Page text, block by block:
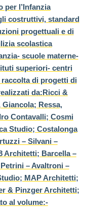
per l’Infanzia
costruttivi, standard
progettuali e di
scolastica
scuole materne-
superiori- centri
di progetti di
da:Ricci &
Ressa,
Contavalli; Cosmi
Studio; Costalonga
– Silvani –
Architetti; Barcella –
– Avaltroni –
MAP Architetti;
& Pinzger Architetti;
al volume:-